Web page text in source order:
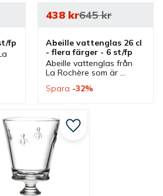
fp
Abeille vattenglas 26 cl
- flera färger - 6 st/fp
Abeille vattenglas från
La Rochère som är
napoleonbin och finns i
vardagsglas
438kr645kr
Spara 32%
Lägg till i favoriter